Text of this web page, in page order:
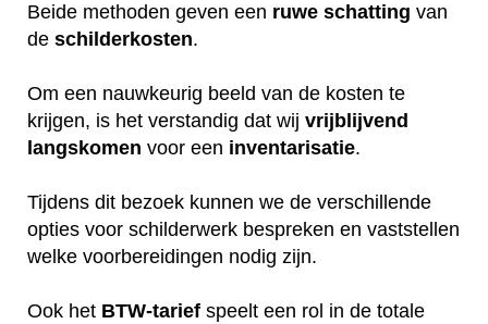
Beide methoden geven een ruwe schatting van
de schilderkosten.
Om een nauwkeurig beeld van de kosten te
krijgen, is het verstandig dat wij vrijblijvend
langskomen voor een inventarisatie.
Tijdens dit bezoek kunnen we de verschillende
opties voor schilderwerk bespreken en vaststellen
welke voorbereidingen nodig zijn.
Ook het BTW-tarief speelt een rol in de totale